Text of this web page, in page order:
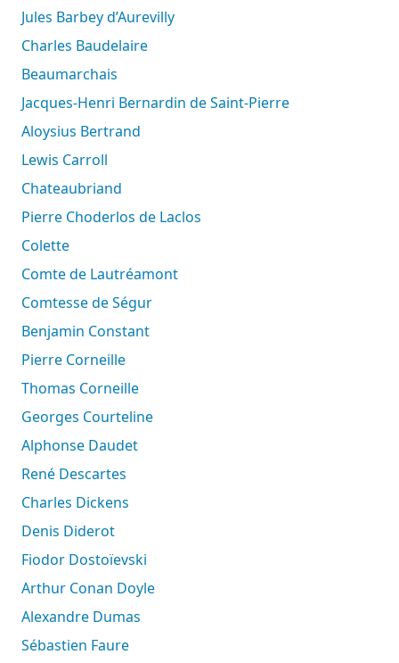
Jules Barbey d’Aurevilly
Charles Baudelaire
Beaumarchais
Jacques-Henri Bernardin de Saint-Pierre
Aloysius Bertrand
Lewis Carroll
Chateaubriand
Pierre Choderlos de Laclos
Colette
Comte de Lautréamont
Comtesse de Ségur
Benjamin Constant
Pierre Corneille
Thomas Corneille
Georges Courteline
Alphonse Daudet
René Descartes
Charles Dickens
Denis Diderot
Fiodor Dostoïevski
Arthur Conan Doyle
Alexandre Dumas
Sébastien Faure